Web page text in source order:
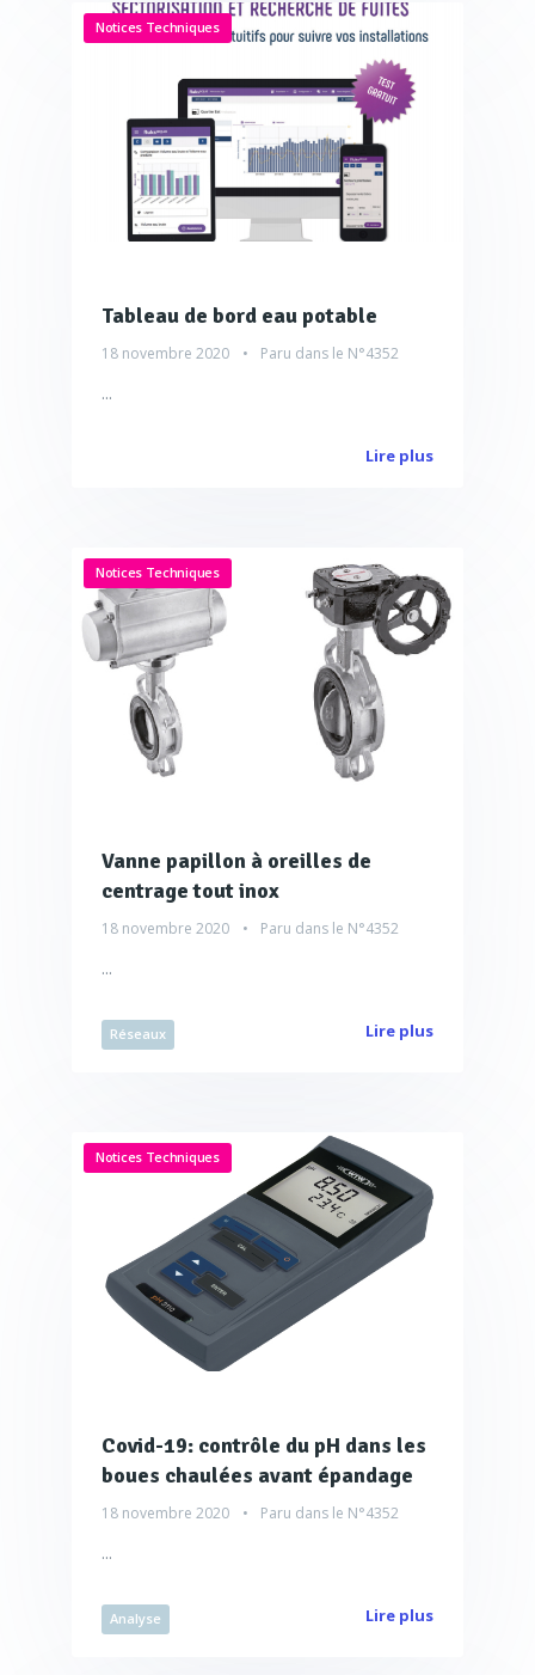
Notices Techniques
Tableau de bord eau potable
18 novembre 2020 Paru dans le N°4352
...
Lire plus
Notices Techniques
Vanne papillon à oreilles de
centrage tout inox
18 novembre 2020 Paru dans le N°4352
...
Réseaux Lire plus
Notices Techniques
Covid-19: contrôle du pH dans les
boues chaulées avant épandage
18 novembre 2020 Paru dans le N°4352
...
Analyse Lire plus